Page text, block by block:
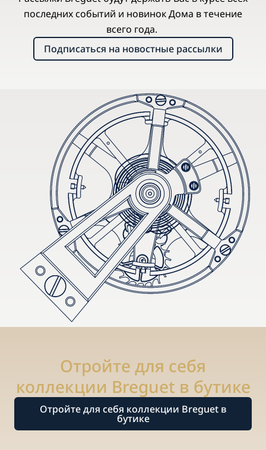
последних событий и новинок Дома в течение
всего года.
Подписаться на новостные рассылки
Отройте для себя
коллекции Breguet в бутике
Отройте для себя коллекции Breguet в
бутике